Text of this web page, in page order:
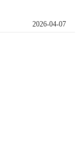
2026-04-07